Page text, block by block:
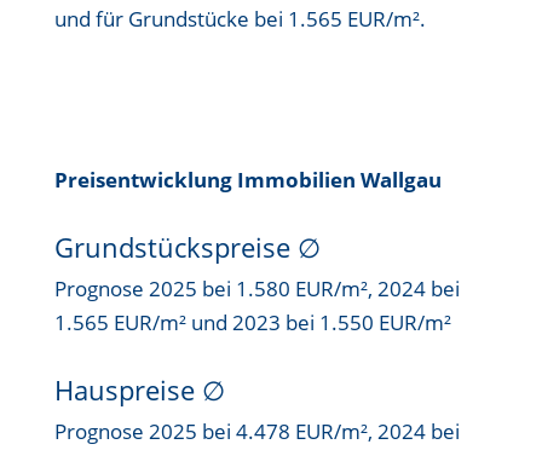
und für Grundstücke bei 1.565 EUR/m².
Preisentwicklung Immobilien Wallgau
Grundstückspreise ∅
Prognose 2025 bei 1.580 EUR/m², 2024 bei
1.565 EUR/m² und 2023 bei 1.550 EUR/m²
Hauspreise ∅
Prognose 2025 bei 4.478 EUR/m², 2024 bei